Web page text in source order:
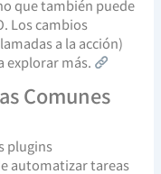
que también puede
Los cambios
a la acción)
explorar más.
Comunes
plugins
automatizar tareas